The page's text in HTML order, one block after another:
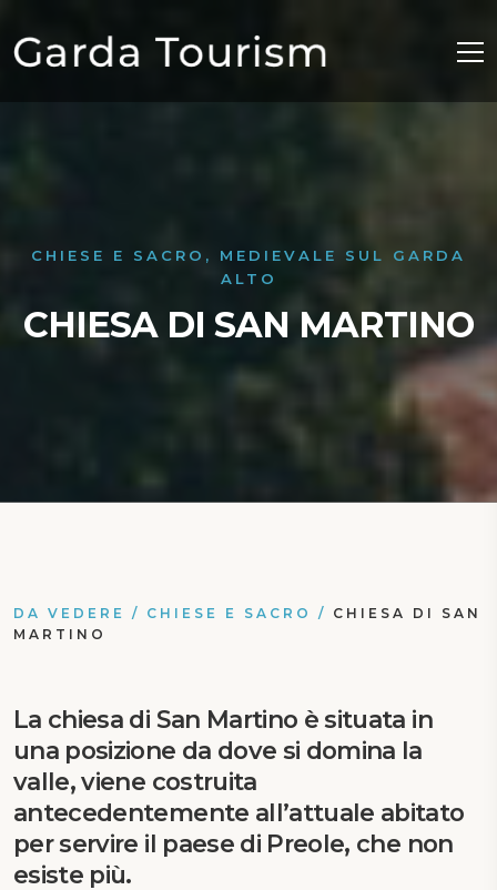
CHIESE E SACRO, MEDIEVALE SUL GARDA
ALTO
CHIESA DI SAN MARTINO
DA VEDERE / CHIESE E SACRO / CHIESA DI SAN
MARTINO
La chiesa di San Martino è situata in
una posizione da dove si domina la
valle, viene costruita
antecedentemente all’attuale abitato
per servire il paese di Preole, che non
esiste più.